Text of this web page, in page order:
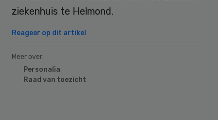
ziekenhuis te Helmond.
Reageer op dit artikel
Meer over:
Personalia
Raad van toezicht